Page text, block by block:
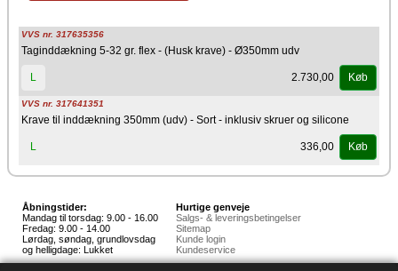
VVS nr. 317635356
Taginddækning 5-32 gr. flex - (Husk krave) - Ø350mm udv
L 2.730,00 Køb
VVS nr. 317641351
Krave til inddækning 350mm (udv) - Sort - inklusiv skruer og silicone
L 336,00 Køb
Åbningstider:
Mandag til torsdag: 9.00 - 16.00
Fredag: 9.00 - 14.00
Lørdag, søndag, grundlovsdag
og helligdage: Lukket
Hurtige genveje
Salgs- & leveringsbetingelser
Sitemap
Kunde login
Kundeservice